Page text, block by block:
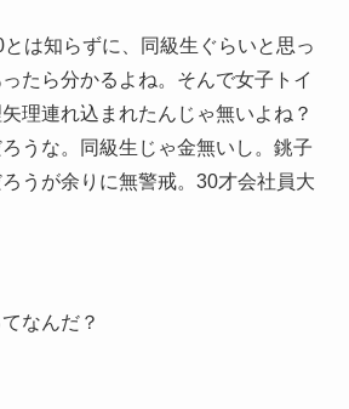
は知らずに、同級生ぐらいと思っ
たら分かるよね。そんで女子トイ
理連れ込まれたんじゃ無いよね？
うな。同級生じゃ金無いし。銚子
うが余りに無警戒。30才会社員大
なんだ？